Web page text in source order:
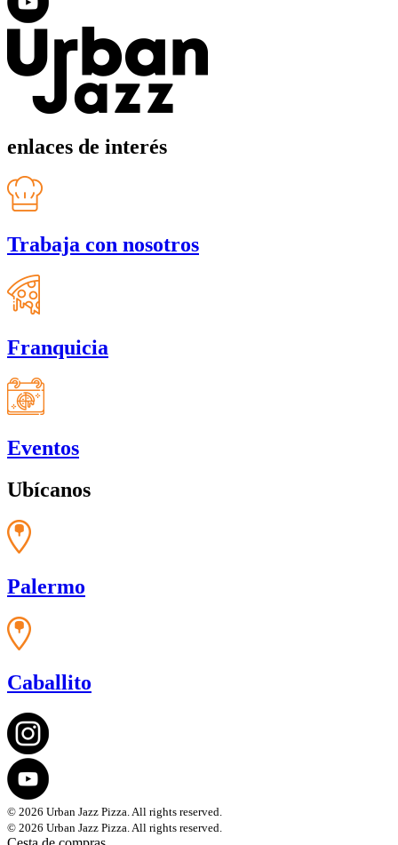
enlaces de interés
Trabaja con nosotros
Franquicia
Eventos
Ubícanos
Palermo
Caballito
© 2026 Urban Jazz Pizza. All rights reserved.
© 2026 Urban Jazz Pizza. All rights reserved.